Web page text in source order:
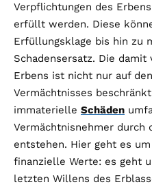
Verpflichtungen des
erfüllt werden. Diese
Erfüllungsklage bis hin zu
Schadensersatz. Die damit
Erbens ist nicht nur auf
Vermächtnisses
immaterielle Schäden
Vermächtnisnehmer durch
entstehen. Hier geht es
finanzielle Werte: es geht
letzten Willens des